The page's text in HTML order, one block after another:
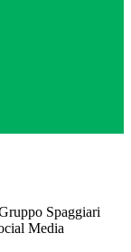
Spaggiari
Media